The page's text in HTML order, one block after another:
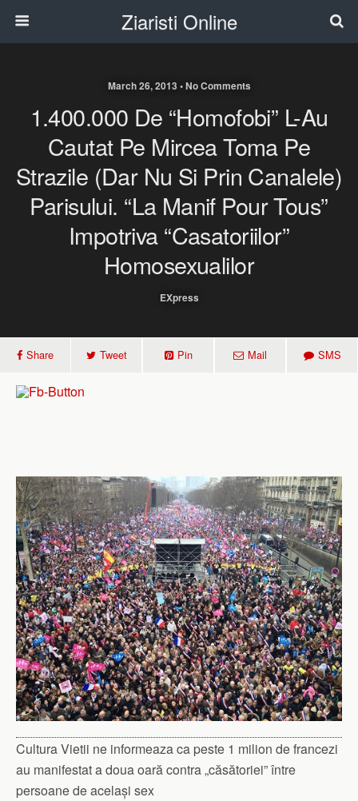
Ziaristi Online
March 26, 2013 • No Comments
1.400.000 De “homofobi” L-Au
Cautat Pe Mircea Toma Pe
Strazile (dar Nu Si Prin Canalele)
Parisului. “La Manif Pour Tous”
Impotriva “casatoriilor”
Homosexualilor
EXpress
Share Tweet Pin Mail SMS
Cultura Vietii ne informeaza ca peste 1 milion de francezi
au manifestat a doua oară contra „căsătoriei” între
persoane de același sex